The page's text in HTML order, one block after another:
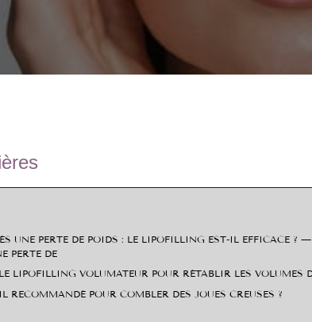
UNE PERTE DE POIDS : LE LIPOFILLING EST-IL EFFICACE ?
PERTE DE
LIPOFILLING VOLUMATEUR POUR RÉTABLIR LES VOLUMES
RECOMMANDÉ POUR COMBLER DES JOUES CREUSES ?